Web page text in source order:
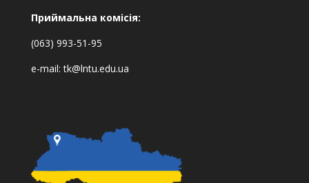
Приймальна комісія:
(063) 993-51-95
e-mail:tk@lntu.edu.ua